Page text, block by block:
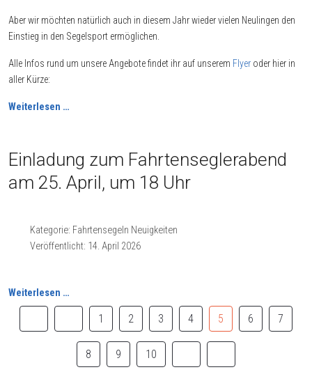
Aber wir möchten natürlich auch in diesem Jahr wieder vielen Neulingen den
Einstieg in den Segelsport ermöglichen.
Alle Infos rund um unsere Angebote findet ihr auf unserem Flyer oder hier in
aller Kürze:
Weiterlesen …
Einladung zum Fahrtenseglerabend
am 25. April, um 18 Uhr
Kategorie: Fahrtensegeln Neuigkeiten
Veröffentlicht: 14. April 2026
Weiterlesen …
1 2 3 4 5 6 7
8 9 10